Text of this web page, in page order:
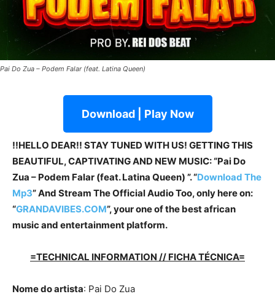
Pai Do Zua – Podem Falar (feat. Latina Queen)
Download | Play Now
!!HELLO DEAR!! STAY TUNED WITH US! GETTING THIS
BEAUTIFUL, CAPTIVATING AND NEW MUSIC: “Pai Do
Zua – Podem Falar (feat. Latina Queen) ”. “Download The
Mp3”And Stream The Official Audio Too, only here on:
“GRANDAVIBES.COM”, your one of the best african
music and entertainment platform.
=TECHNICAL INFORMATION // FICHA TÉCNICA=
Nome do artista: Pai Do Zua